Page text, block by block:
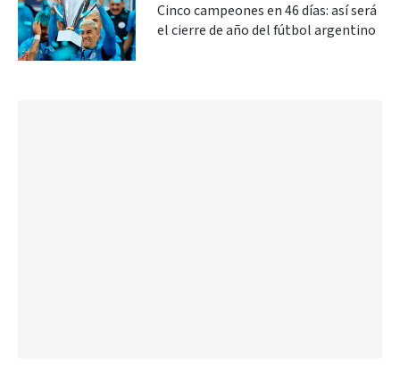
Cinco campeones en 46 días: así será
el cierre de año del fútbol argentino